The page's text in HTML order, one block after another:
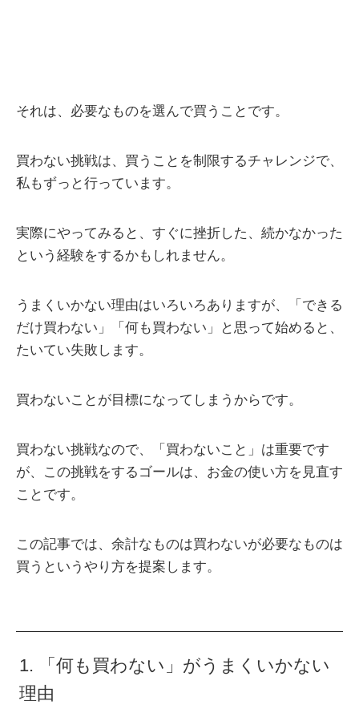
それは、必要なものを選んで買うことです。
買わない挑戦は、買うことを制限するチャレンジで、
私もずっと行っています。
実際にやってみると、すぐに挫折した、続かなかった
という経験をするかもしれません。
うまくいかない理由はいろいろありますが、「できる
だけ買わない」「何も買わない」と思って始めると、
たいてい失敗します。
買わないことが目標になってしまうからです。
買わない挑戦なので、「買わないこと」は重要です
が、この挑戦をするゴールは、お金の使い方を見直す
ことです。
この記事では、余計なものは買わないが必要なものは
買うというやり方を提案します。
1. 「何も買わない」がうまくいかない
理由